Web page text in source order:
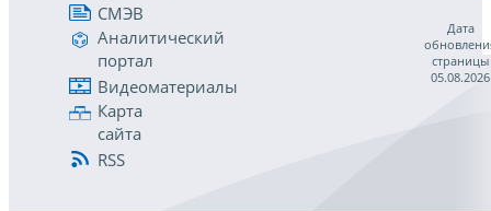
СМЭВ
Аналитический
портал
Видеоматериалы
Карта
сайта
RSS
Дата
страницы
05.08.2026